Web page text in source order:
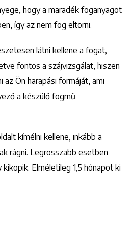
hogy a maradék foganyagot
így az nem fog eltörni.
látni kellene a fogat,
fontos a szájvizsgálat, hiszen
Ön harapási formáját, ami
a készülő fogmű
kímélni kellene, inkább a
rágni. Legrosszabb esetben
Elméletileg 1,5 hónapot ki